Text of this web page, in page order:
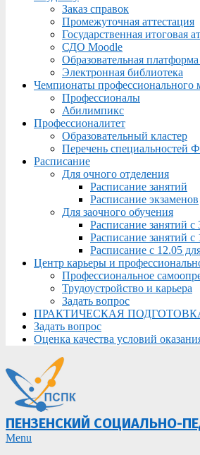
Заказ справок
Промежуточная аттестация
Государственная итоговая
СДО Moodle
Образовательная
Электронная библиотека
Чемпионаты профессионального
Профессионалы
Абилимпикс
Профессионалитет
Образовательный кластер
Перечень специальностей
Расписание
Для очного отделения
Расписание занятий
Расписание экзаменов
Для заочного обучения
Расписание занятий
Расписание занятий
Расписание с 12.05
Центр карьеры и
Профессиональное
Трудоустройство и карьера
Задать вопрос
ПРАКТИЧЕСКАЯ
Задать вопрос
Оценка качества условий
ПЕНЗЕНСКИЙ СОЦИАЛЬНО-
Primary
Menu